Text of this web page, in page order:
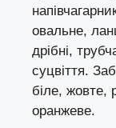
овальне,
дрібні,
суцвіття.
біле, жовте,
оранжеве.